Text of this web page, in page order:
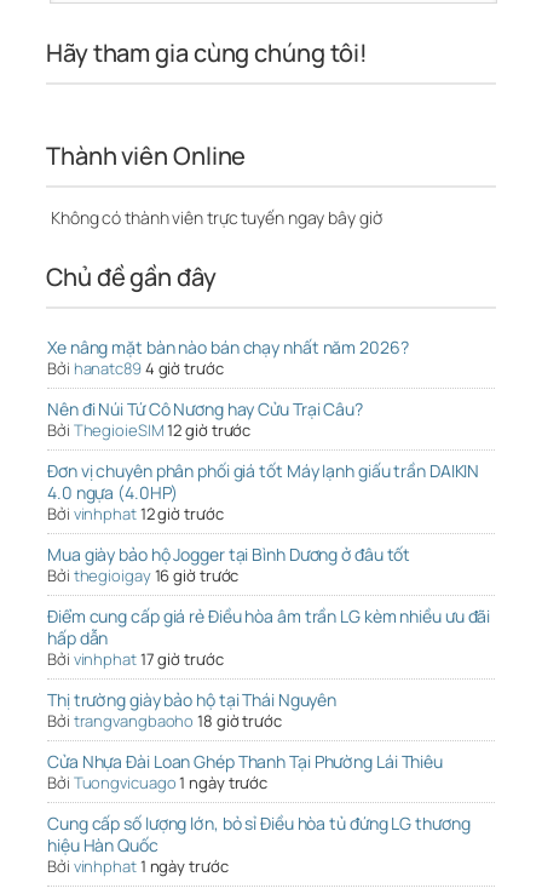
Hãy tham gia cùng chúng tôi!
Thành viên Online
Không có thành viên trực tuyến ngay bây giờ
Chủ đề gần đây
Xe nâng mặt bàn nào bán chạy nhất năm 2026?
Bởi hanatc894 giờ trước
Nên đi Núi Tứ Cô Nương hay Cửu Trại Câu?
Bởi ThegioieSIM12 giờ trước
Đơn vị chuyên phân phối giá tốt Máy lạnh giấu trần DAIKIN
4.0 ngựa (4.0HP)
Bởi vinhphat12 giờ trước
Mua giày bảo hộ Jogger tại Bình Dương ở đâu tốt
Bởi thegioigay16 giờ trước
Điểm cung cấp giá rẻ Điều hòa âm trần LG kèm nhiều ưu đãi
hấp dẫn
Bởi vinhphat17 giờ trước
Thị trường giày bảo hộ tại Thái Nguyên
Bởi trangvangbaoho 18 giờ trước
Cửa Nhựa Đài Loan Ghép Thanh Tại Phường Lái Thiêu
Bởi Tuongvicuago1 ngày trước
Cung cấp số lượng lớn, bỏ sỉ Điều hòa tủ đứng LG thương
hiệu Hàn Quốc
Bởi vinhphat1 ngày trước